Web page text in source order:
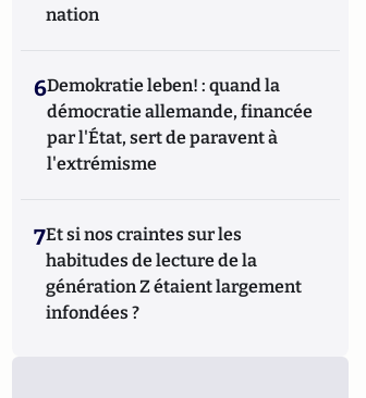
nation
6Demokratie leben! : quand la
démocratie allemande, financée
par l'État, sert de paravent à
l'extrémisme
7Et si nos craintes sur les
habitudes de lecture de la
génération Z étaient largement
infondées ?